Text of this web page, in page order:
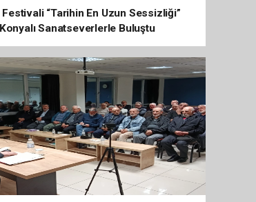
“Tarihin En Uzun Sessizliği”
Sanatseverlerle Buluştu